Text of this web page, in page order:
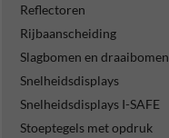
Reflectoren
Rijbaanscheiding
Slagbomen en draaibomen
Snelheidsdisplays
Snelheidsdisplays I-SAFE
Stoeptegels met opdruk